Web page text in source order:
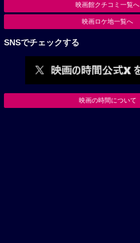
映画館クチコミ一覧へ
映画ロケ地一覧へ
SNSでチェックする
映画の時間について